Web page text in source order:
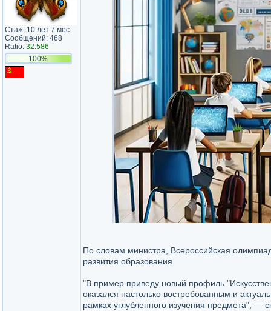
Стаж: 10 лет 7 мес.
Сообщений: 468
Ratio: 32.586
100%
По словам министра, Всероссийская
развития образования.
"В пример приведу новый профиль
оказался настолько востребованным и
рамках углубленного изучения предмета", —